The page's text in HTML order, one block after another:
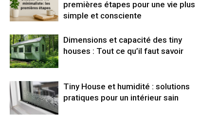
premières étapes pour une vie plus
simple et consciente
Dimensions et capacité des tiny
houses : Tout ce qu’il faut savoir
Tiny House et humidité : solutions
pratiques pour un intérieur sain